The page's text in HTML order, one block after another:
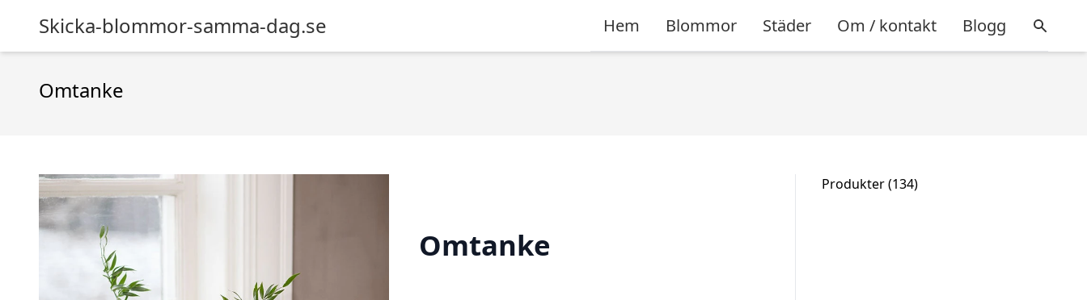
Skicka-blommor-samma-dag.se Hem Blommor Städer Om / kontakt Blogg
Omtanke
Omtanke
Produkter 134134